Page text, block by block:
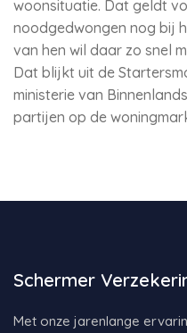
woonsituatie. Dat geldt
noodgedwongen nog bij
van hen wil daar zo snel
Dat blijkt uit de
ministerie van
partijen op de
Schermer
Met onze jarenlange